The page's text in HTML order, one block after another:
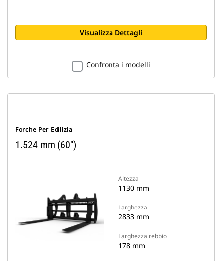
Visualizza Dettagli
Confronta i modelli
Forche Per Edilizia
1.524 mm (60")
Altezza
1130 mm
Larghezza
2833 mm
Larghezza rebbio
178 mm